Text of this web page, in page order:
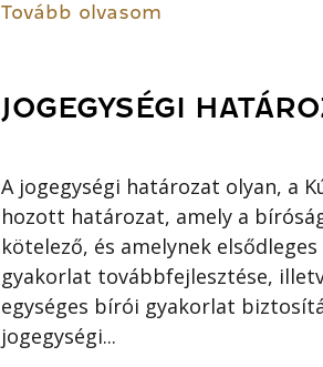
Tovább olvasom
JOGEGYSÉGI
A jogegységi határozat olyan, a
hozott határozat, amely a
kötelező, és amelynek
gyakorlat továbbfejlesztése,
egységes bírói gyakorlat
jogegységi...